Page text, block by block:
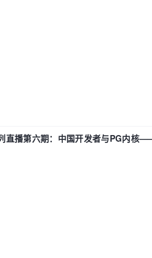
直播第六期：中国开发者与PG内核